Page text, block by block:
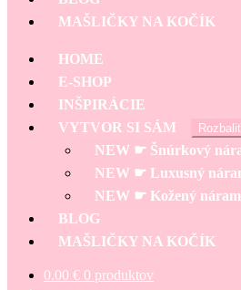
MAŠLIČKY NA KOČÍK
HOME
E-SHOP
INŠPIRÁCIE
VYTVOR SI SÁM
NEW ☛ Šnúrkový
NEW ☛ Luxusný
NEW ☛ Kožený
BLOG
MAŠLIČKY NA KOČÍK
0.00 € 0 produktov